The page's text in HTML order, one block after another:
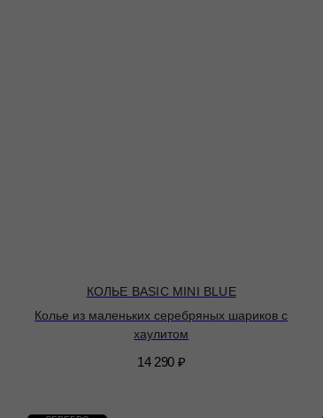
КОЛЬЕ BASIC MINI BLUE
Колье из маленьких серебряных шариков с
хаулитом
14 290 ₽